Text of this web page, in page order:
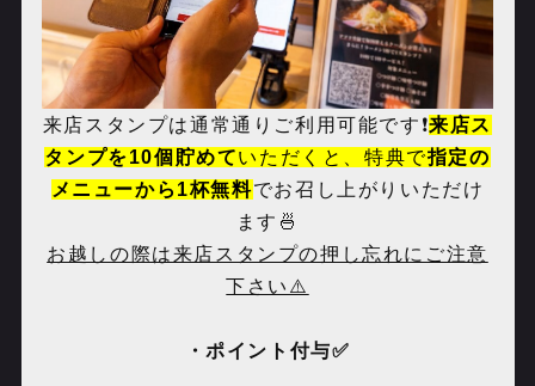
来店スタンプは通常通りご利用可能です❗️来店ス
タンプを10個貯めていただくと、特典で指定の
メニューから 1杯無料でお召し上がりいただけ
ます🍜
お越しの際は来店スタンプの押し忘れにご注意
下さい⚠️
・ポイント付与✅